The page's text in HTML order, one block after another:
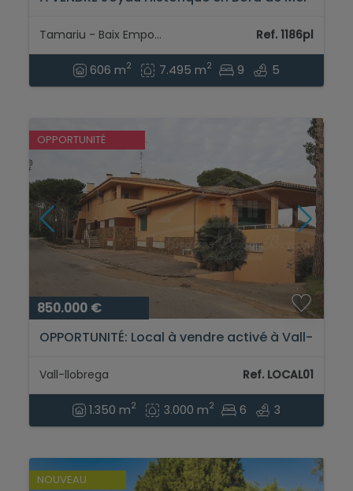
Tamariu...
Tamariu - Baix Empordà Ref. 1186pl
606 m2 7.495 m2 9 5
OPPORTUNITÉ
850.000 €
OPPORTUNITÉ: Local à vendre activé à Vall-
Vall-llobrega Ref. LOCAL01
1.350 m2 3.000 m2 6 3
NOUVEAU